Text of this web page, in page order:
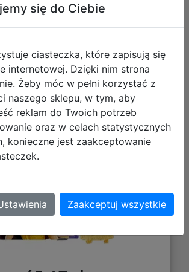
Lalka Księżniczka Bella
HLW11
się do Ciebie
ciasteczka, które zapisują się
internetowej. Dzięki nim strona
Żeby móc w pełni korzystać z
naszego sklepu, w tym, aby
reklam do Twoich potrzeb
oraz w celach statystycznych
konieczne jest zaakceptowanie
Zaakceptuj wszystkie